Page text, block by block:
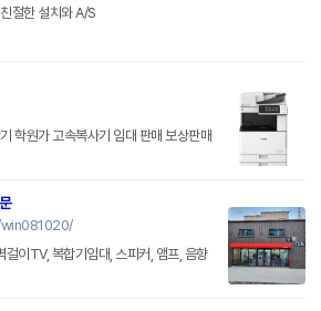
절한 설치와 A/S
학원가 고속복사기 임대 판매 보상판매
이TV, 복합기임대, 스피커, 앰프, 음향